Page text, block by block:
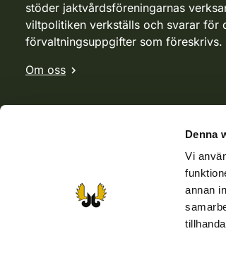
Denna
Vi
annan
stöder jaktvårdsföreningarnas
viltpolitiken verkställs och svarar för
förvaltningsuppgifter som föreskrivs.
Om oss